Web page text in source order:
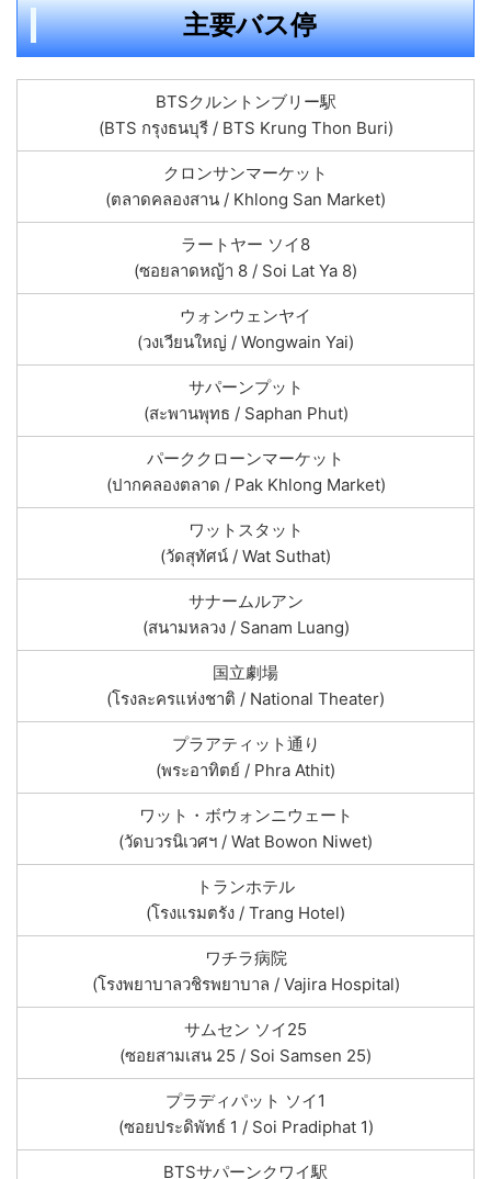
主要バス停
BTSクルントンブリー駅
(BTS กรุงธนบุรี / BTS Krung Thon Buri)
クロンサンマーケット
(ตลาดคลองสาน / Khlong San Market)
ラートヤー ソイ8
(ซอยลาดหญ้า 8 / Soi Lat Ya 8)
ウォンウェンヤイ
(วงเวียนใหญ่ / Wongwain Yai)
サパーンプット
(สะพานพุทธ / Saphan Phut)
パーククローンマーケット
(ปากคลองตลาด / Pak Khlong Market)
ワットスタット
(วัดสุทัศน์ / Wat Suthat)
サナームルアン
(สนามหลวง / Sanam Luang)
国立劇場
(โรงละครแห่งชาติ / National Theater)
プラアティット通り
(พระอาทิตย์ / Phra Athit)
ワット・ボウォンニウェート
(วัดบวรนิเวศฯ / Wat Bowon Niwet)
トランホテル
(โรงแรมตรัง / Trang Hotel)
ワチラ病院
(โรงพยาบาลวชิรพยาบาล / Vajira Hospital)
サムセン ソイ25
(ซอยสามเสน 25 / Soi Samsen 25)
プラディパット ソイ1
(ซอยประดิพัทธ์ 1 / Soi Pradiphat 1)
BTSサパーンクワイ駅